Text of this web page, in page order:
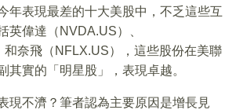
年表現最差的十大美股中，不乏這些互
英偉達（NVDA.US）、
和奈飛（NFLX.US），這些股份在美聯
其實的「明星股」，表現卓越。
現不濟？筆者認為主要原因是增長見